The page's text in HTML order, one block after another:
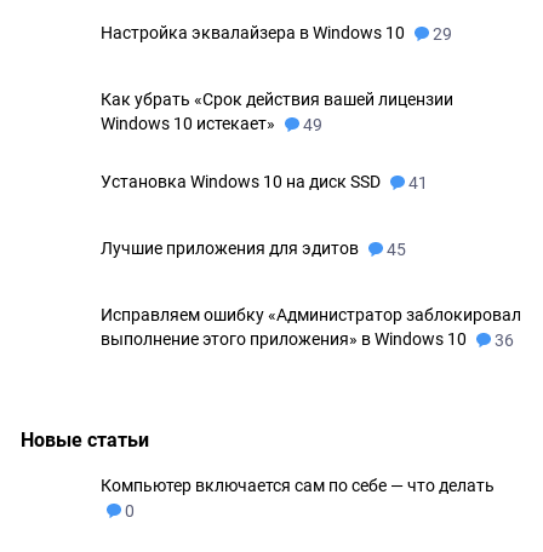
Настройка эквалайзера в Windows 10 29
Как убрать «Срок действия вашей лицензии
Windows 10 истекает»
49
Установка Windows 10 на диск SSD 41
Лучшие приложения для эдитов 45
Исправляем ошибку «Администратор заблокировал
выполнение этого приложения» в Windows 10
36
Новые статьи
Компьютер включается сам по себе — что делать
0